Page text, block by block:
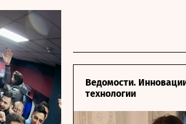
Ведомости.
технологии